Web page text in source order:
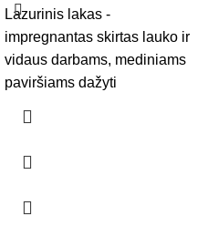
Lazurinis lakas -
impregnantas skirtas lauko ir
vidaus darbams, mediniams
paviršiams dažyti